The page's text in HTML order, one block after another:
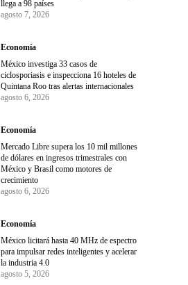
llega a 98 países
agosto 7, 2026
Economía
México investiga 33 casos de
ciclosporiasis e inspecciona 16 hoteles de
Quintana Roo tras alertas internacionales
agosto 6, 2026
Economía
Mercado Libre supera los 10 mil millones
de dólares en ingresos trimestrales con
México y Brasil como motores de
crecimiento
agosto 6, 2026
Economía
México licitará hasta 40 MHz de espectro
para impulsar redes inteligentes y acelerar
la industria 4.0
agosto 5, 2026